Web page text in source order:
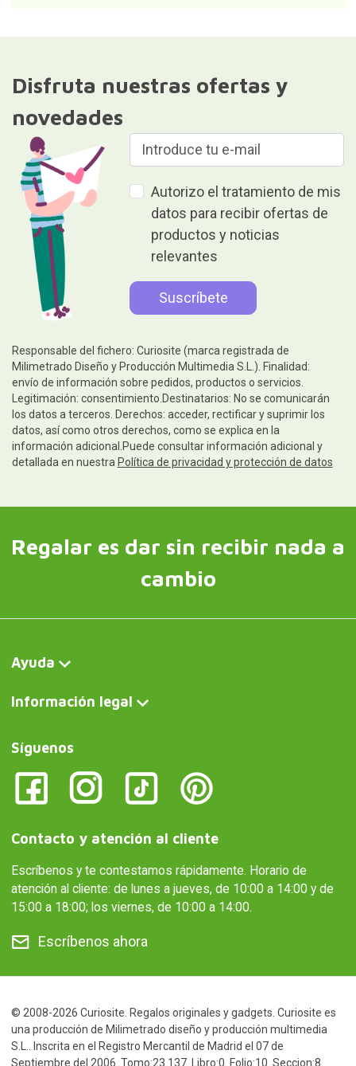
Disfruta nuestras ofertas y
novedades
Autorizo el tratamiento de mis
datos para recibir ofertas de
productos y noticias
relevantes
Responsable del fichero: Curiosite (marca registrada de
Milimetrado Diseño y Producción Multimedia S.L.). Finalidad:
envío de información sobre pedidos, productos o servicios.
Legitimación: consentimiento.Destinatarios: No se comunicarán
los datos a terceros. Derechos: acceder, rectificar y suprimir los
datos, así como otros derechos, como se explica en la
información adicional.Puede consultar información adicional y
detallada en nuestra Política de privacidad y protección de datos
Regalar es dar sin recibir nada a
cambio
Ayuda
Información legal
Síguenos
Contacto y atención al cliente
Escríbenos y te contestamos rápidamente. Horario de
atención al cliente: de lunes a jueves, de 10:00 a 14:00 y de
15:00 a 18:00; los viernes, de 10:00 a 14:00.
Escríbenos ahora
© 2008-2026 Curiosite. Regalos originales y gadgets. Curiosite es
una producción de Milimetrado diseño y producción multimedia
S.L.. Inscrita en el Registro Mercantil de Madrid el 07 de
Septiembre del 2006. Tomo:23.137. Libro:0. Folio:10. Seccion:8.